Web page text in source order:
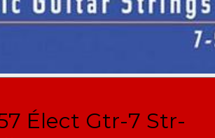
Élect Gtr-7 Str-